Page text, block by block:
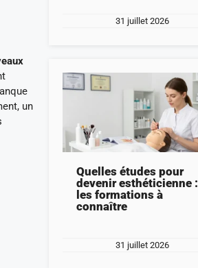
un
31 juillet 2026
Quelles études pour
devenir esthéticienne :
les formations à
connaître
31 juillet 2026